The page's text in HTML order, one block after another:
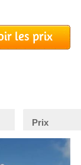
les prix
Prix